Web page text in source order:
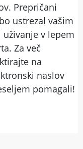
Prepričani
ustrezal vašim
v lepem
Za več
na
naslov
pomagali!